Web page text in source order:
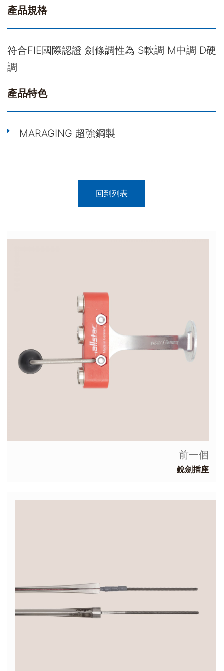
產品規格
符合FIE國際認證 劍條調性為 S軟調 M中調 D硬
調
產品特色
MARAGING 超強鋼製
回到列表
前一個
銳劍插座